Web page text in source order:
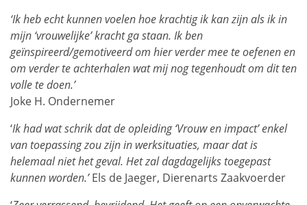
‘Ik heb echt kunnen voelen hoe krachtig ik kan zijn als ik in
mijn ‘vrouwelijke’ kracht ga staan. Ik ben
geïnspireerd/gemotiveerd om hier verder mee te oefenen en
om verder te achterhalen wat mij nog tegenhoudt om dit ten
volle te doen.’
Joke H. Ondernemer
‘Ik had wat schrik dat de opleiding ‘Vrouw en impact’ enkel
van toepassing zou zijn in werksituaties, maar dat is
helemaal niet het geval. Het zal dagdagelijks toegepast
kunnen worden.’Els de Jaeger, Dierenarts Zaakvoerder